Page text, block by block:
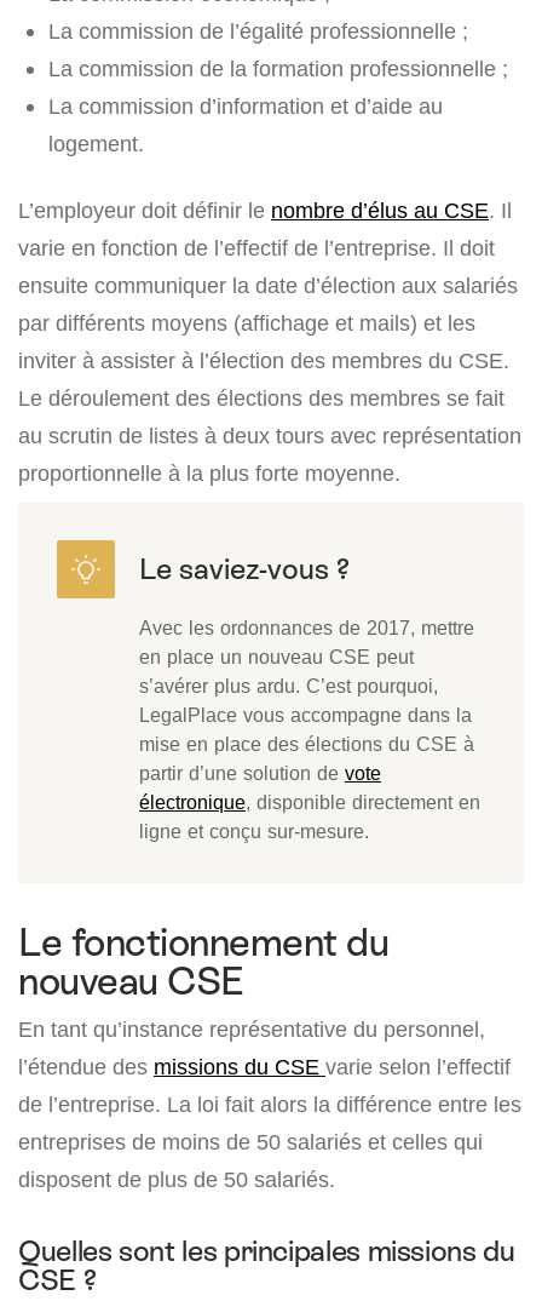
La commission de l’égalité professionnelle ;
La commission de la formation professionnelle ;
La commission d’information et d’aide au
logement.
L’employeur doit définir le nombre d’élus au CSE. Il
varie en fonction de l’effectif de l’entreprise. Il doit
ensuite communiquer la date d’élection aux salariés
par différents moyens (affichage et mails) et les
inviter à assister à l’élection des membres du CSE.
Le déroulement des élections des membres se fait
au scrutin de listes à deux tours avec représentation
proportionnelle à la plus forte moyenne.
Avec les ordonnances de 2017, mettre
en place un nouveau CSE peut
s’avérer plus ardu. C’est pourquoi,
LegalPlace vous accompagne dans la
mise en place des élections du CSE à
partir d’une solution de vote
électronique, disponible directement en
ligne et conçu sur-mesure.
Le fonctionnement du
nouveau CSE
En tant qu’instance représentative du personnel,
l’étendue des missions du CSE varie selon l’effectif
de l’entreprise. La loi fait alors la différence entre les
entreprises de moins de 50 salariés et celles qui
disposent de plus de 50 salariés.
Quelles sont les principales missions du
CSE ?